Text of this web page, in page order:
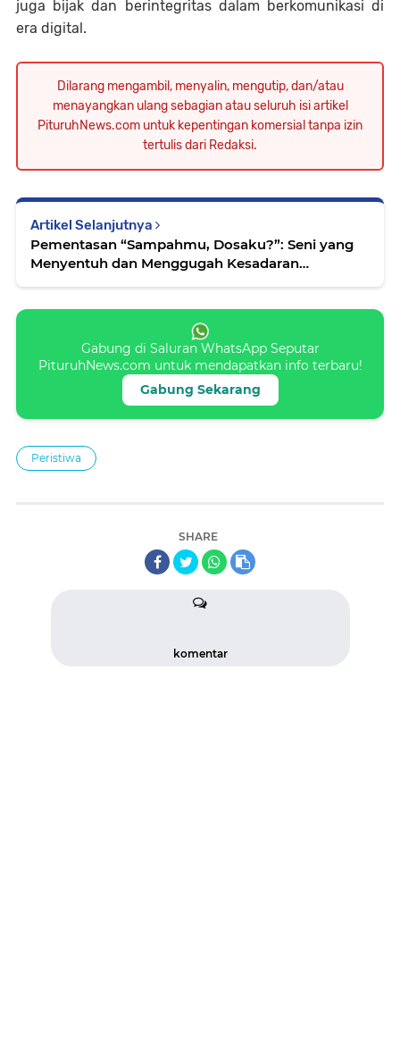
juga bijak dan berintegritas dalam berkomunikasi di
era digital.
Dilarang mengambil, menyalin, mengutip, dan/atau
menayangkan ulang sebagian atau seluruh isi artikel
PituruhNews.com untuk kepentingan komersial tanpa izin
tertulis dari Redaksi.
Artikel Selanjutnya
Pementasan “Sampahmu, Dosaku?”: Seni yang
Menyentuh dan Menggugah Kesadaran
Gabung di Saluran WhatsApp Seputar
PituruhNews.com untuk mendapatkan info terbaru!
Gabung Sekarang
Peristiwa
SHARE
komentar